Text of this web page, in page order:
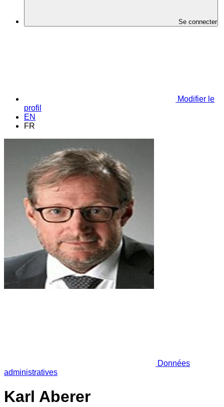
Se connecter
Modifier le
profil
EN
FR
Données
administratives
Karl Aberer